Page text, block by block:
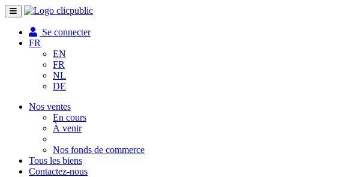
Toggle
navigation
Se connecter
FR
EN
FR
NL
DE
Nos ventes
En cours
À venir
Nos fonds de commerce
Tous les biens
Contactez-nous